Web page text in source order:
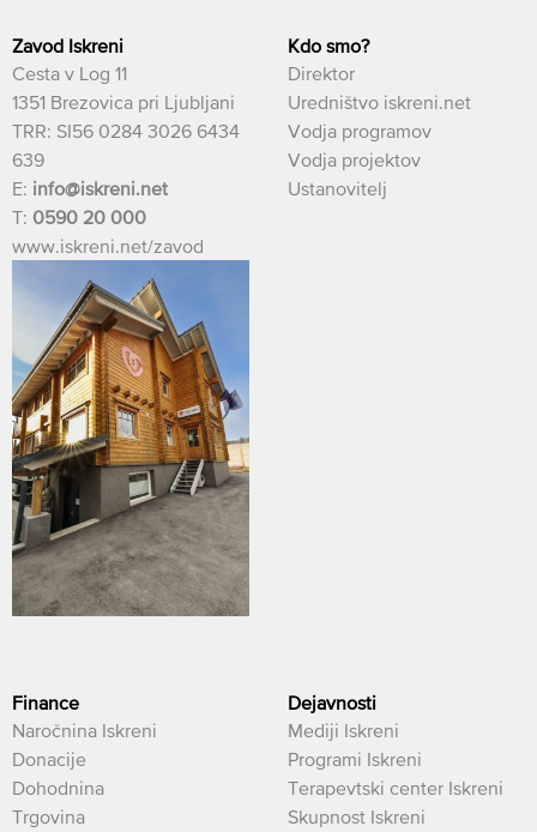
Zavod Iskreni
Cesta v Log 11
1351 Brezovica pri Ljubljani
TRR: SI56 0284 3026 6434
639
E: info@iskreni.net
T: 0590 20 000
www.iskreni.net/zavod
Kdo smo?
Direktor
Uredništvo iskreni.net
Vodja programov
Vodja projektov
Ustanovitelj
Finance
Naročnina Iskreni
Donacije
Dohodnina
Trgovina
Dejavnosti
Mediji Iskreni
Programi Iskreni
Terapevtski center Iskreni
Skupnost Iskreni